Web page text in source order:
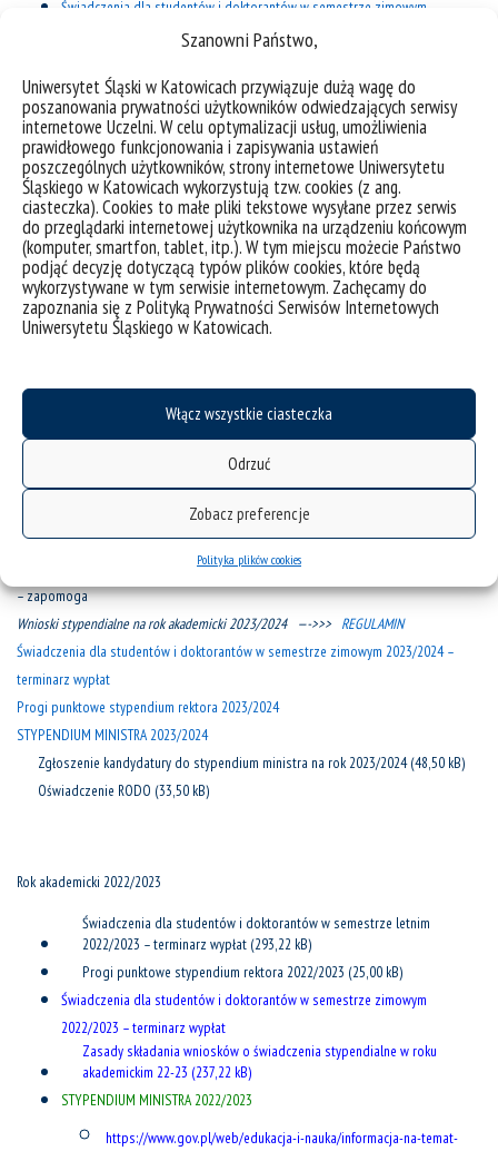
Szanowni Państwo,
Uniwersytet Śląski w Katowicach przywiązuje dużą wagę do
poszanowania prywatności użytkowników odwiedzających serwisy
internetowe Uczelni. W celu optymalizacji usług, umożliwienia
prawidłowego funkcjonowania i zapisywania ustawień
poszczególnych użytkowników, strony internetowe Uniwersytetu
Śląskiego w Katowicach wykorzystują tzw. cookies (z ang.
ciasteczka). Cookies to małe pliki tekstowe wysyłane przez serwis
do przeglądarki internetowej użytkownika na urządzeniu końcowym
(komputer, smartfon, tablet, itp.). W tym miejscu możecie Państwo
podjąć decyzję dotyczącą typów plików cookies, które będą
wykorzystywane w tym serwisie internetowym. Zachęcamy do
zapoznania się z Polityką Prywatności Serwisów Internetowych
Uniwersytetu Śląskiego w Katowicach.
Włącz wszystkie ciasteczka
Odrzuć
Zobacz preferencje
Polityka plików cookies
Świadczenia dla studentów i doktorantów w semestrze zimowym
2024/2025 – terminarz wypłat
www.usosweb.us.edu.plw zakładce dla WSZYSTKICH – WNIOSKI:
stypendium rektora,
załącznik nr 8
„FORMULARZA OCENY MERYTORYCZNEJ OSIĄGNIĘC SPORTOWYCH”
stypendium socjalne,
stypendium dla osób niepełnosprawnych,
zapomoga
STYPENDIUM MINISTRA 2024/2025
Rok akademicki 2023/2024
Świadczenia dla studentów w semestrze letnim 2023/2024 – terminarz wypłat
Wnioski stypendialne na semestr letni 2023/2024
– stypendium socjalne
– stypendium dla osób niepełnosprawnych
– zapomoga
Wnioski stypendialne na rok akademicki 2023/2024 —->>> REGULAMIN
Świadczenia dla studentów i doktorantów w semestrze zimowym 2023/2024 –
terminarz wypłat
Progi punktowe stypendium rektora 2023/2024
STYPENDIUM MINISTRA 2023/2024
Zgłoszenie kandydatury do stypendium ministra na rok 2023/2024
Oświadczenie RODO
Rok akademicki 2022/2023
Świadczenia dla studentów i doktorantów w semestrze letnim
2022/2023 – terminarz wypłat
Progi punktowe stypendium rektora 2022/2023
Świadczenia dla studentów i doktorantów w semestrze zimowym
2022/2023 – terminarz wypłat
Zasady składania wniosków o świadczenia stypendialne w roku
akademickim 22-23
STYPENDIUM MINISTRA 2022/2023
https://www.gov.pl/web/edukacja-i-nauka/informacja-na-temat-